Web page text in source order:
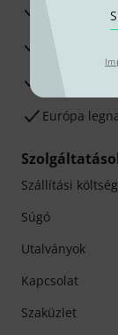
Javítás/
Hozzáértők
Európa
Szállítási
Súgó
Utalványok
Kapcsolat
Szaküzlet